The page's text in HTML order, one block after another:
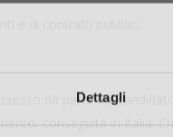
Dettagli
e di contratti pubblici
da parte del
conseguita in Italia.